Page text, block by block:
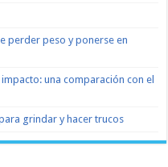
perder peso y ponerse en
una comparación con el
grindar y hacer trucos